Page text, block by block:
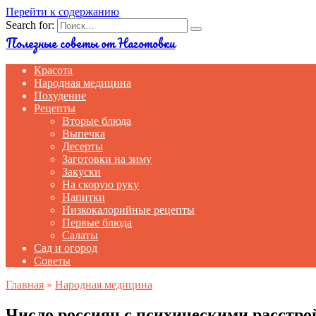
Перейти к содержанию
Search for:
Полезные советы от Наготовки
Красота
Народная медицина
Похудение
Рецепты
Вторые блюда
Выпечка
Десерты
Заготовки на зиму
Закуски
На скорую руку
Напитки
Низкокалорийные рецепты
Первые блюда
Салаты
Сад и огород
Советы
Главная » Народная медицина